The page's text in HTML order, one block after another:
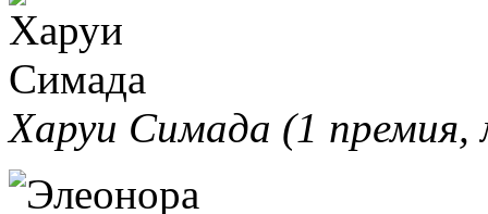
Харуи Симада (1 премия,